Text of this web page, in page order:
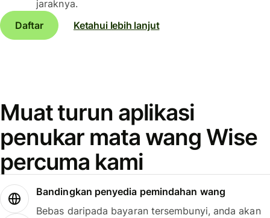
jaraknya.
Daftar
Ketahui lebih lanjut
Muat turun aplikasi
penukar mata wang Wise
percuma kami
Bandingkan penyedia pemindahan wang
Bebas daripada bayaran tersembunyi, anda akan